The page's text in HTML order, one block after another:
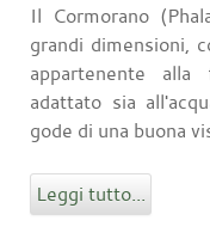
Il Cormorano
grandi dimensioni,
appartenente alla
adattato sia
gode di una buona
Leggi tutto...